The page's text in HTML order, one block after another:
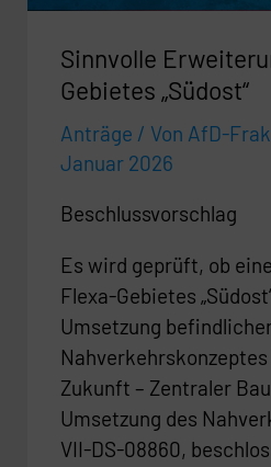
Sinnvolle
Gebietes „Südost“
Anträge / Von AfD-
Januar 2026
Beschlussvorschlag
Es wird geprüft, ob
Flexa-Gebietes
Umsetzung
Zukunft – Zentraler
Umsetzung des
VII-DS-08860,